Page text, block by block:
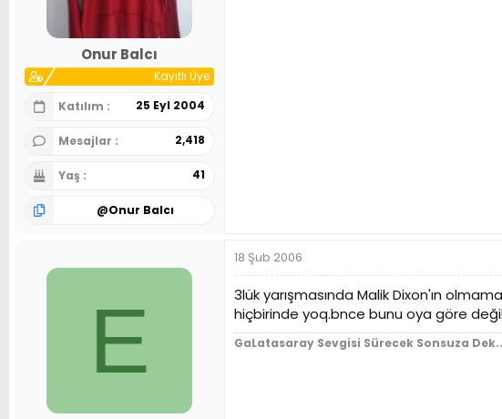
Onur Balcı
Kayıtlı Üye
Katılım
25 Eyl 2004
Mesajlar 2,418
Yaş 41
@Onur Balcı
E
18 Şub 2006
3lük yarışmasında Malik Dixon'ın
hiçbirinde yoq.bnce bunu oya göre
GaLatasaray Sevgisi Sürecek Sonsuza